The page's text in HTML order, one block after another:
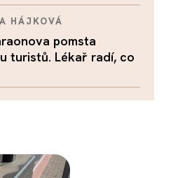
HÁJKOVÁ
pomsta
turistů. Lékař radí, co